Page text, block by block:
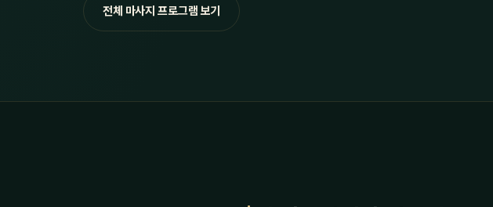
전체 마사지 프로그램 보기